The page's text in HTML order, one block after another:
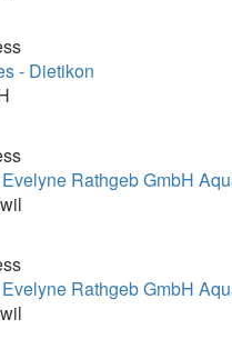
11.00
11.30
- 10.15
- 10.40
- 09:30
- 09:55
- 10:00 und 16:00 - 18:30
- Dietikon
Rathgeb GmbH
Rathgeb GmbH